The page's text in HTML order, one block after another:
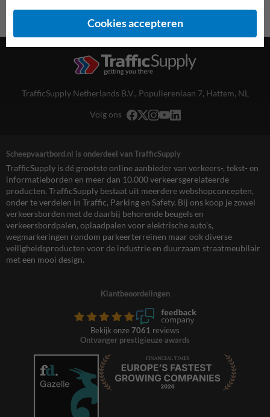
TrafficSupply Netherlands B.V., Populierenlaan 7, Hattem, NL
Volg ons
Scheepvaartbord.nl is onderdeel van TrafficSupply
TrafficSupply is dé grootste online aanbieder van verkeers-, tekst- en
informatieborden en meer dan 10.000 verkeersgerelateerde
producten. TrafficSupply bestaat uit meerdere webshopconcepten,
onder te verdelen in Traffic, Parking en Safety. Bij ons koop je zowel
verkeersborden met de daarbij behorende beugels en
verkeersbordpalen, oplaadpalen voor elektrische auto’s,
wegmarkeringen rondom parkeerterreinen maar ook diverse
veiligheidsproducten voor de industrie en duurzaam straatmeubilair
met een mooi design.
Klantbeoordelingen
Bekijk onze 7061 reviews
Ontvanger prestigieuze awards
Cookies accepteren